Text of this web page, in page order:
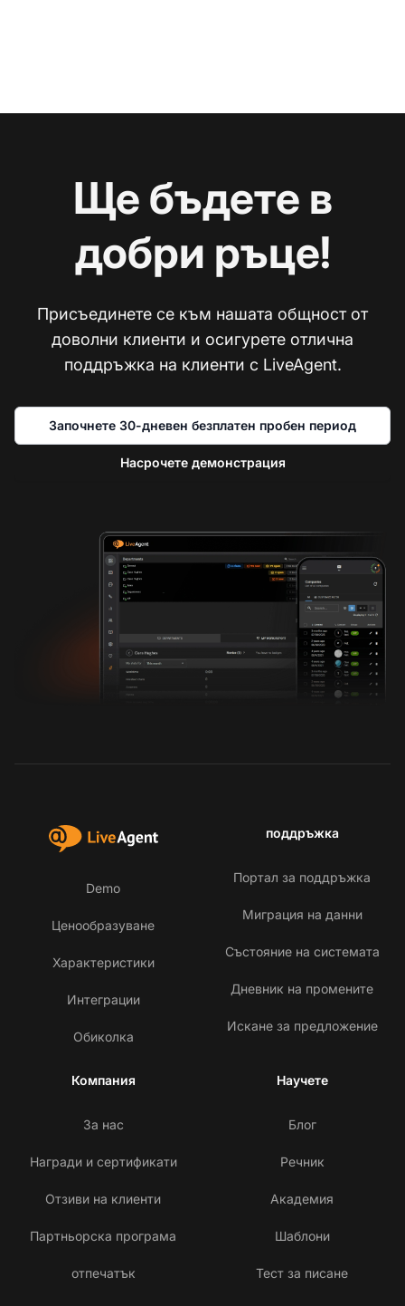
Ще бъдете в
добри ръце!
Присъединете се към нашата общност от
доволни клиенти и осигурете отлична
поддръжка на клиенти с LiveAgent.
Започнете 30-дневен безплатен пробен период
Насрочете демонстрация
Demo
Ценообразуване
Характеристики
Интеграции
Обиколка
поддръжка
Портал за поддръжка
Миграция на данни
Състояние на системата
Дневник на промените
Искане за предложение
Компания
За нас
Награди и сертификати
Отзиви на клиенти
Партньорска програма
отпечатък
Научете
Блог
Речник
Академия
Шаблони
Тест за писане